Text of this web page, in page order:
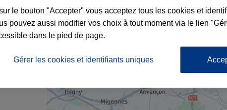
le bouton "Accepter" vous acceptez tous les cookies et
pouvez aussi modifier vos choix à tout moment via le lien
dans le pied de page.
Gérer les cookies et identifiants uniques